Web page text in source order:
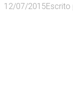
12/07/2015Escrito